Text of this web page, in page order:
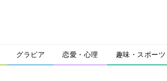
グラビア 恋愛・心理 趣味・スポーツ